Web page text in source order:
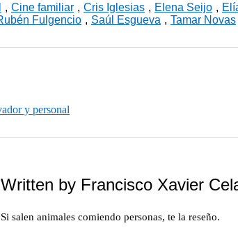
, Cine familiar , Cris Iglesias , Elena Seijo ,
Fulgencio , Saúl Esgueva , Tamar Novas
y personal
Written byFrancisco Xavier
Si salen animales comiendo personas, te la reseño.